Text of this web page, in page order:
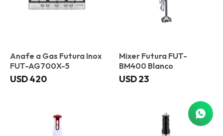
Anafe a Gas Futura Inox
FUT-AG700X-5
USD420
Mixer Futura FUT-
BM400 Blanco
USD23